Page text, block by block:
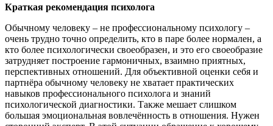
Краткая рекомендация психолога
Обычному человеку – не профессиональному психологу –
очень трудно точно определить, кто в паре более нормален, а
кто более психологически своеобразен, и это его своеобразие
затрудняет построение гармоничных, взаимно приятных,
перспективных отношений. Для объективной оценки себя и
партнёра обычному человеку не хватает практических
навыков профессионального психолога и знаний
психологической диагностики. Также мешает слишком
большая эмоциональная вовлечённость в отношения. Нужен